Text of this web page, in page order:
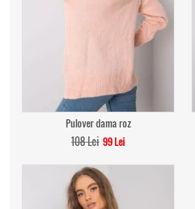
Pulover dama roz
108 Lei 99 Lei